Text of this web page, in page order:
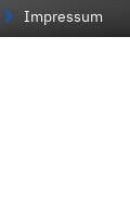
Impressum